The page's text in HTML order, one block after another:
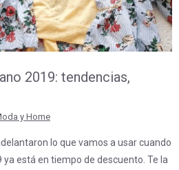
2019: tendencias,
y Home
lo que vamos a usar cuando
ya está en tiempo de descuento. Te la